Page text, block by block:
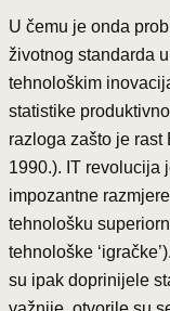
U čemu je onda
životnog standarda
tehnološkim
statistike
razloga zašto je
1990.). IT revolucija
impozantne
tehnološku
tehnološke
su ipak doprinijele